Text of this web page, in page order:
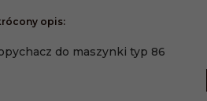
opis:
do maszynki typ 86